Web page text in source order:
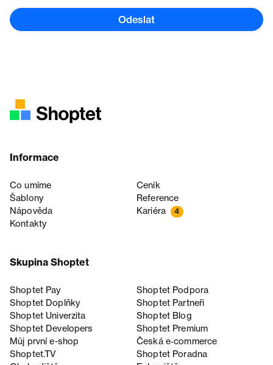
Odeslat
Informace
Co umíme
Ceník
Šablony
Reference
Nápověda
Kariéra 4
Kontakty
Skupina Shoptet
Shoptet Pay
Shoptet Podpora
Shoptet Doplňky
Shoptet Partneři
Shoptet Univerzita
Shoptet Blog
Shoptet Developers
Shoptet Premium
Můj první e-shop
Česká e‑commerce
Shoptet.TV
Shoptet Poradna